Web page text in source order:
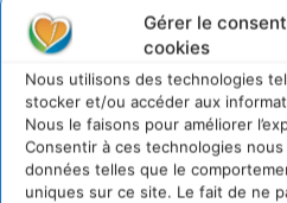
Gérer le
cookies
Nous utilisons des technologies
stocker et/ou accéder aux
Nous le faisons pour améliorer
Consentir à ces technologies
données telles que le
uniques sur ce site. Le fait de ne